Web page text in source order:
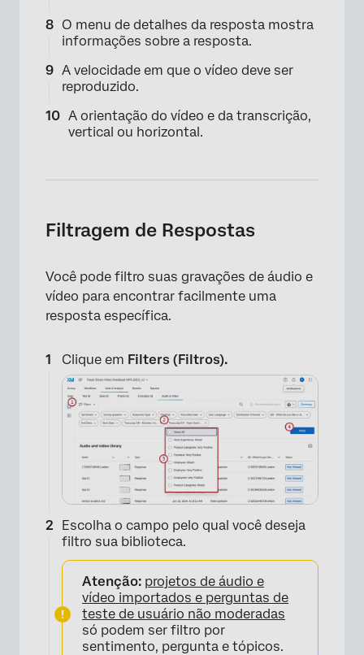
×
O menu de detalhes da resposta mostra
informações sobre a resposta.
A velocidade em que o vídeo deve ser
reproduzido.
A orientação do vídeo e da transcrição,
vertical ou horizontal.
Filtragem de Respostas
Você pode filtro suas gravações de áudio e
vídeo para encontrar facilmente uma
resposta específica.
Clique em Filters (Filtros).
Escolha o campo pelo qual você deseja
filtro sua biblioteca.
Atenção: projetos de áudio e
vídeo importados e perguntas de
teste de usuário não moderadas
só podem ser filtro por
sentimento, pergunta e tópicos.